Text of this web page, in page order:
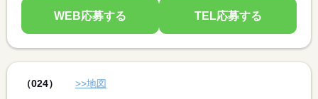
WEB応募する TEL応募する
（024） >>地図